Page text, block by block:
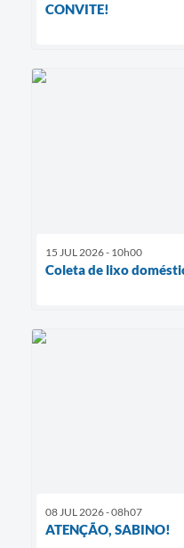
CONVITE!
15 JUL 2026 - 10h00
Coleta de lixo
08 JUL 2026 - 08h07
ATENÇÃO, SABINO!